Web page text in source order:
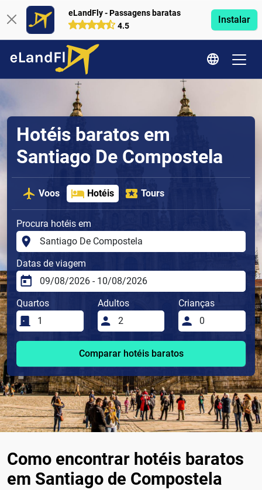
eLandFly - Passagens baratas
4.5
Instalar
Hotéis baratos em
Santiago De Compostela
Voos Hotéis Tours
Procura hotéis em
Datas de viagem
Quartos Adultos Crianças
Comparar hotéis baratos
Como encontrar hotéis baratos
em Santiago de Compostela